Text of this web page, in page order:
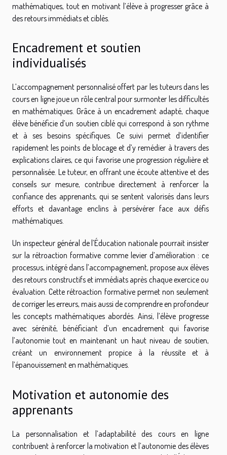
mathématiques, tout en motivant l’élève à progresser grâce à
des retours immédiats et ciblés.
Encadrement et soutien
individualisés
L’accompagnement personnalisé offert par les tuteurs dans les
cours en ligne joue un rôle central pour surmonter les difficultés
en mathématiques. Grâce à un encadrement adapté, chaque
élève bénéficie d’un soutien ciblé qui correspond à son rythme
et à ses besoins spécifiques. Ce suivi permet d’identifier
rapidement les points de blocage et d’y remédier à travers des
explications claires, ce qui favorise une progression régulière et
personnalisée. Le tuteur, en offrant une écoute attentive et des
conseils sur mesure, contribue directement à renforcer la
confiance des apprenants, qui se sentent valorisés dans leurs
efforts et davantage enclins à persévérer face aux défis
mathématiques.
Un inspecteur général de l’Éducation nationale pourrait insister
sur la rétroaction formative comme levier d’amélioration : ce
processus, intégré dans l’accompagnement, propose aux élèves
des retours constructifs et immédiats après chaque exercice ou
évaluation. Cette rétroaction formative permet non seulement
de corriger les erreurs, mais aussi de comprendre en profondeur
les concepts mathématiques abordés. Ainsi, l’élève progresse
avec sérénité, bénéficiant d’un encadrement qui favorise
l’autonomie tout en maintenant un haut niveau de soutien,
créant un environnement propice à la réussite et à
l’épanouissement en mathématiques.
Motivation et autonomie des
apprenants
La personnalisation et l’adaptabilité des cours en ligne
contribuent à renforcer la motivation et l’autonomie des élèves